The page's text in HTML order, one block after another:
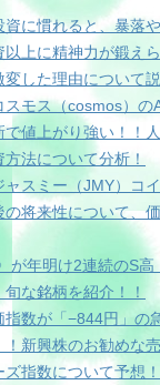
に慣れると、暴落
以上に精神力が鍛え
変した理由について
スモス（cosmos）の
で値上がり強い！！
法について分析！
ャスミー（JMY）コ
の将来性について、
が年明け2連続のS高
な銘柄を紹介！！
指数が「−844円」の
新興株のお勧めな売
指数について予想！